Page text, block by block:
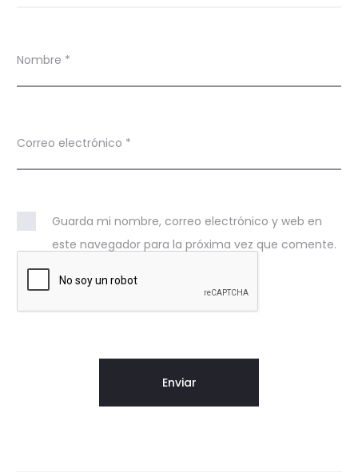
Nombre *
Correo electrónico *
Guarda mi nombre, correo electrónico y web en
este navegador para la próxima vez que comente.